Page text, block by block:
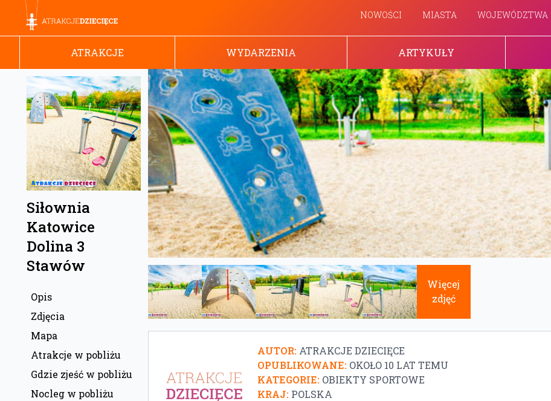
NOWOŚCI MIASTA WOJEWÓDZTWA
ATRAKCJE WYDARZENIA ARTYKUŁY
Siłownia
Katowice
Dolina 3
Stawów
Opis
Zdjęcia
Mapa
Atrakcje w pobliżu
Gdzie zjeść w pobliżu
Nocleg w pobliżu
Więcej
zdjęć
AUTOR: ATRAKCJE DZIECIĘCE
OPUBLIKOWANE: OKOŁO 10 LAT TEMU
KATEGORIE: OBIEKTY SPORTOWE
KRAJ: POLSKA